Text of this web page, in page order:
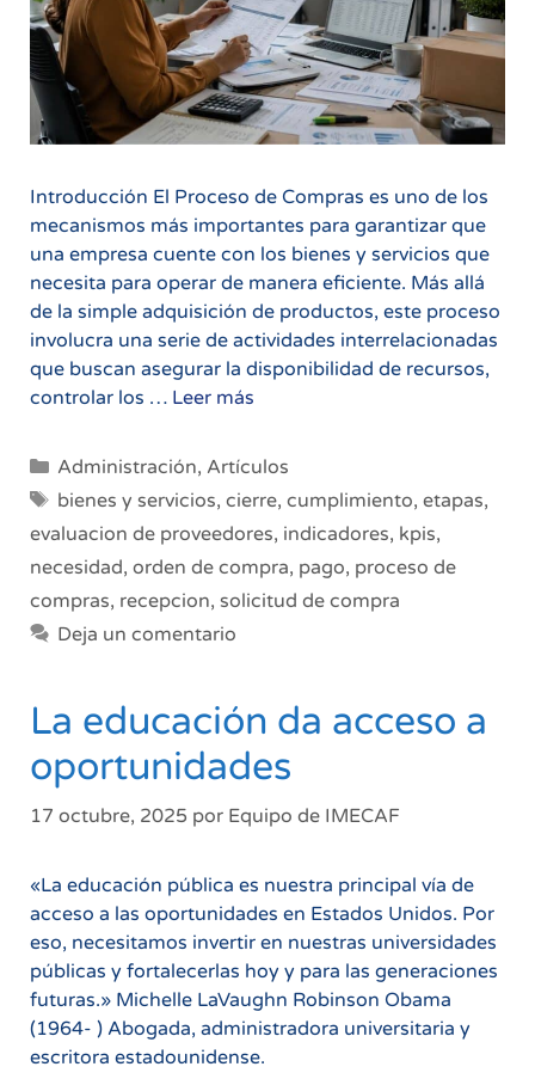
Introducción El Proceso de Compras es uno de los
mecanismos más importantes para garantizar que
una empresa cuente con los bienes y servicios que
necesita para operar de manera eficiente. Más allá
de la simple adquisición de productos, este proceso
involucra una serie de actividades interrelacionadas
que buscan asegurar la disponibilidad de recursos,
controlar los … Leer más
Compras:
buenas
prácticas
y
claves
más
eficientes
Categorías
Administración, Artículos
Etiquetas
bienes y servicios, cierre, cumplimiento, etapas,
evaluacion de proveedores, indicadores, kpis,
necesidad, orden de compra, pago, proceso de
compras, recepcion, solicitud de compra
Deja un comentario
La educación da acceso a
oportunidades
17 octubre, 2025 por Equipo de IMECAF
«La educación pública es nuestra principal vía de
acceso a las oportunidades en Estados Unidos. Por
eso, necesitamos invertir en nuestras universidades
públicas y fortalecerlas hoy y para las generaciones
futuras.» Michelle LaVaughn Robinson Obama
(1964- ) Abogada, administradora universitaria y
escritora estadounidense.